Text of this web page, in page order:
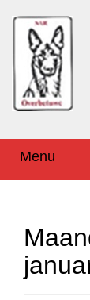
inhoud
hoofdmenu
Menu